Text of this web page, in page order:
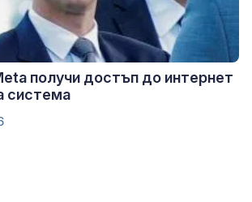
получи достъп до интернет
система